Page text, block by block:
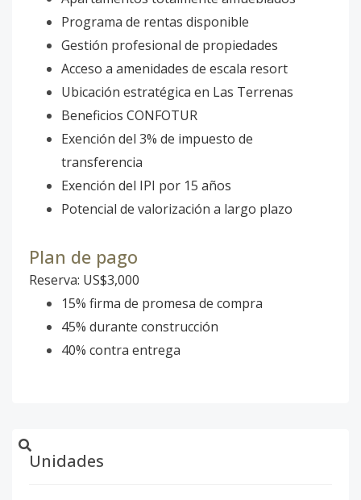
Programa de rentas disponible
Gestión profesional de propiedades
Acceso a amenidades de escala resort
Ubicación estratégica en Las Terrenas
Beneficios CONFOTUR
Exención del 3% de impuesto de
transferencia
Exención del IPI por 15 años
Potencial de valorización a largo plazo
Plan de pago
Reserva: US$3,000
15% firma de promesa de compra
45% durante construcción
40% contra entrega
Unidades